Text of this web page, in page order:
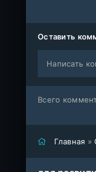
Оставить
Написать
Всего
Главная »